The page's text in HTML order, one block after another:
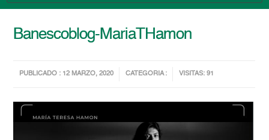
Banescoblog-MariaTHamon
PUBLICADO : 12 MARZO, 2020 CATEGORIA : VISITAS: 91